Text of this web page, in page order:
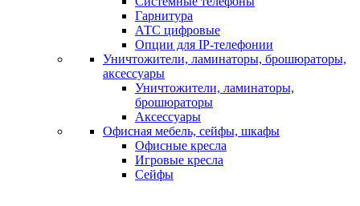
Гарнитура
АТС цифровые
Опции для IP-телефонии
Уничтожители, ламинаторы, брошюраторы,
аксессуары
Уничтожители, ламинаторы,
брошюраторы
Аксессуары
Офисная мебель, сейфы, шкафы
Офисные кресла
Игровые кресла
Сейфы